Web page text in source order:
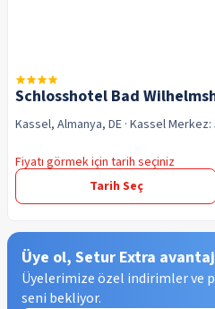
Schlosshotel Bad
Kassel, Almanya, DE · KasselMerkez:
Fiyatı görmek için tarih seçiniz
Tarih Seç
Üye ol, Setur Extra
Üyelerimize özel indirimler ve
seni bekliyor.